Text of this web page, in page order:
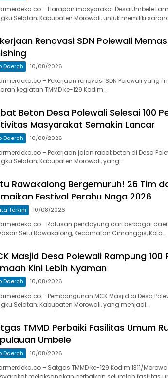
– Harapan masyarakat Desa Umbele
Selatan, Kabupaten Morowali, untuk memiliki
Renovasi SDN Polewali
Daerah 10/08/2026
– Pekerjaan renovasi SDN Polewali yang
kegiatan TMMD ke-129 Kodim…
Beton Desa Polewali Selesai 100
Masyarakat Semakin Lancar
Daerah 10/08/2026
– Pekerjaan jalan rabat beton di Desa
Selatan, Kabupaten Morowali, yang…
Rawakalong Bergemuruh! 26 Tim
Festival Perahu Naga 2026
Terkini 10/08/2026
Ratusan pendayung dari berbagai
Setu Rawakalong, Kecamatan Cimanggis, Kota…
Masjid Desa Polewali Rampung 100
Kini Lebih Nyaman
Daerah 10/08/2026
– Pembangunan MCK Masjid di Desa
Selatan, Kabupaten Morowali, yang menjadi…
TMMD Perbaiki Fasilitas Umum
Umbele
Daerah 10/08/2026
– Satgas TMMD ke-129 Kodim 1311/